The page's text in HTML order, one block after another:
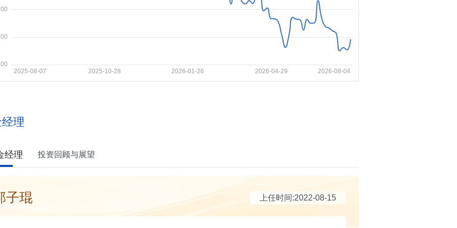
理
经理 投资回顾与展望
子琨 上任时间:2022-08-15